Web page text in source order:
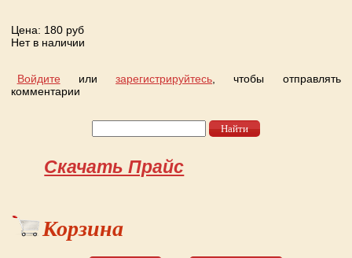
Цена: 180 руб
Нет в наличии
Войдите илизарегистрируйтесь, чтобы отправлять
комментарии
Скачать Прайс
Корзина